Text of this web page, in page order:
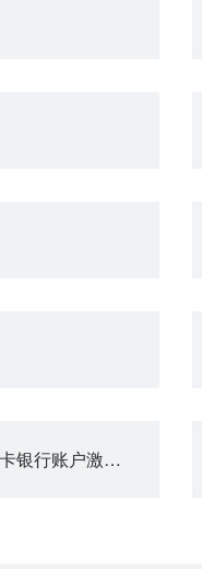
社会保障卡启用（含社会保障卡银行账户激活）